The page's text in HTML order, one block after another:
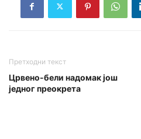
Претходни текст
Црвено-бели надомак још
једног преокрета